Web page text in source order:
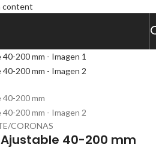
content
/CORONAS
40-200 mm